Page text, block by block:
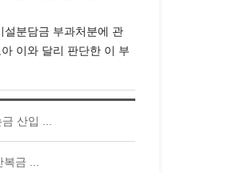
분담금 부과처분에 관
이와 달리 판단한 이 부
산입 ...
금 ...